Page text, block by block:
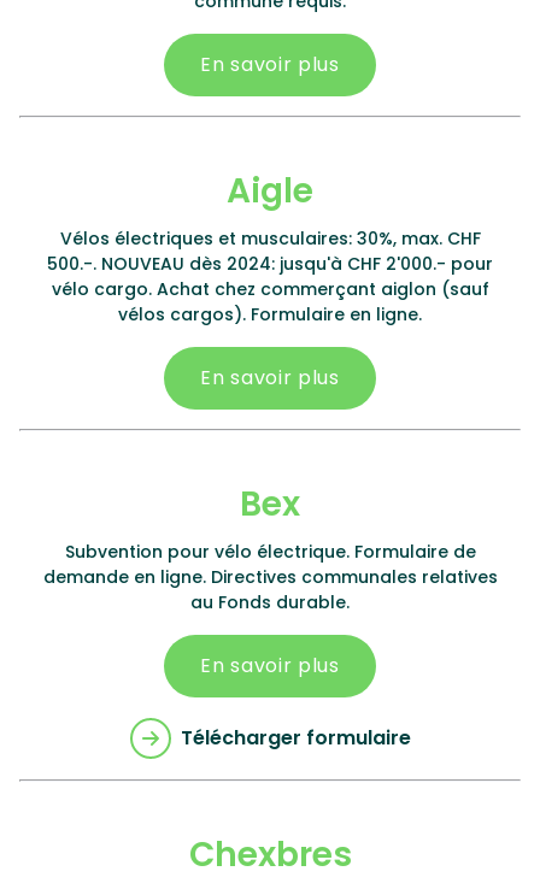
En savoir plus
Aigle
Vélos électriques et musculaires: 30%, max. CHF
500.-. NOUVEAU dès 2024: jusqu'à CHF 2'000.- pour
vélo cargo. Achat chez commerçant aiglon (sauf
vélos cargos). Formulaire en ligne.
En savoir plus
Bex
Subvention pour vélo électrique. Formulaire de
demande en ligne. Directives communales relatives
au Fonds durable.
En savoir plus
Télécharger formulaire
Chexbres